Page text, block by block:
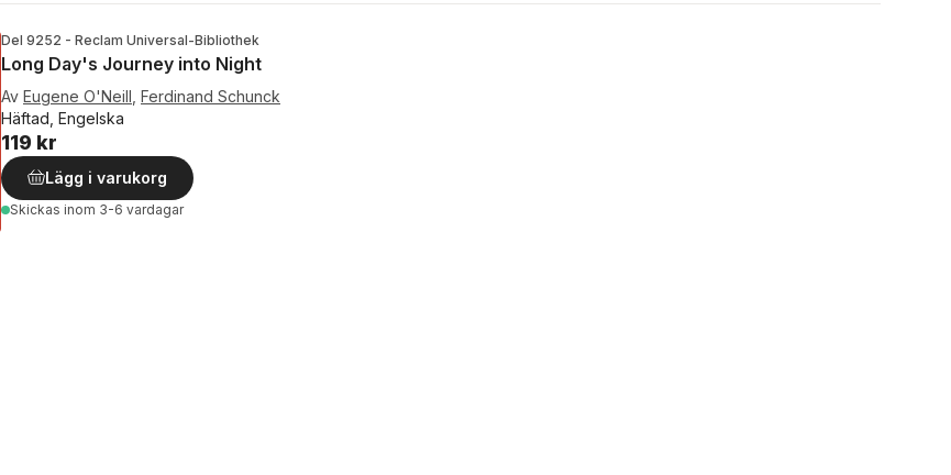
Del 9252 - Reclam Universal-Bibliothek
Long Day's Journey into Night
Av Eugene O'Neill Ferdinand Schunck
Häftad, Engelska
119 kr
Lägg i varukorg
Skickas inom 3-6 vardagar